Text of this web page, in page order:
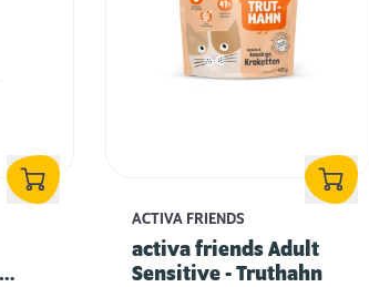
ACTIVA FRIENDS
activa friends Adult
Sensitive - Truthahn